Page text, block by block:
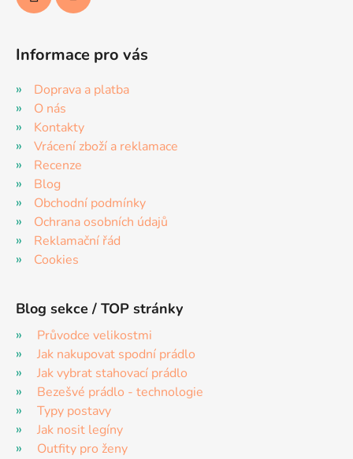
Informace pro vás
Doprava a platba
O nás
Kontakty
Vrácení zboží a reklamace
Recenze
Blog
Obchodní podmínky
Ochrana osobních údajů
Reklamační řád
Cookies
Blog sekce / TOP stránky
Průvodce velikostmi
Jak nakupovat spodní prádlo
Jak vybrat stahovací prádlo
Bezešvé prádlo - technologie
Typy postavy
Jak nosit legíny
Outfity pro ženy